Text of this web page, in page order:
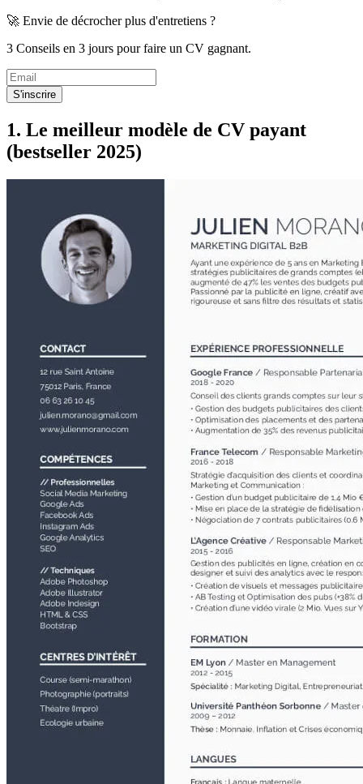
🚀 Envie de décrocher plus d'entretiens ?
3 Conseils en 3 jours pour faire un CV gagnant.
S'inscrire
1. Le meilleur modèle de CV payant
(bestseller 2025)